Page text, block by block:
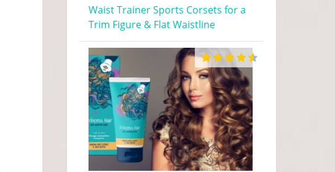
Waist Trainer Sports Corsets for a
Trim Figure & Flat Waistline